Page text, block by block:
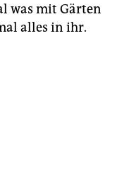
was mit Gärten
alles in ihr.